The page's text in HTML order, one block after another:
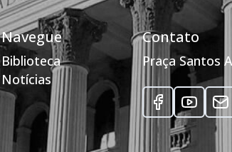
Navegue
Biblioteca
Notícias
Contato
Praça Santos